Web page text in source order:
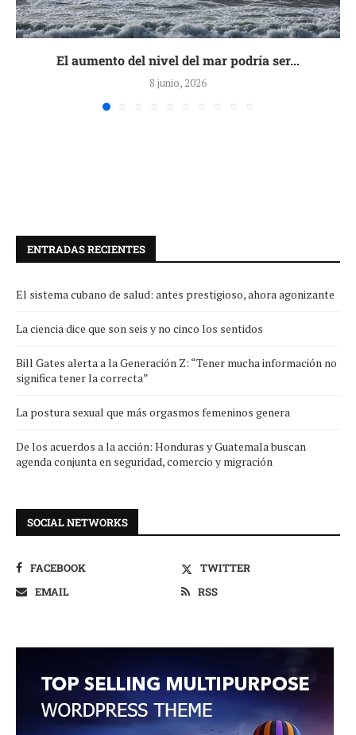
El aumento del nivel del mar podría ser...
8 junio, 2026
ENTRADAS RECIENTES
El sistema cubano de salud: antes prestigioso, ahora agonizante
La ciencia dice que son seis y no cinco los sentidos
Bill Gates alerta a la Generación Z: “Tener mucha información no
significa tener la correcta”
La postura sexual que más orgasmos femeninos genera
De los acuerdos a la acción: Honduras y Guatemala buscan
agenda conjunta en seguridad, comercio y migración
SOCIAL NETWORKS
FACEBOOK
TWITTER
EMAIL
RSS